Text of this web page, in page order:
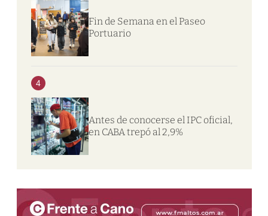
Fin de Semana en el Paseo
Portuario
4
Antes de conocerse el IPC oficial,
en CABA trepó al 2,9%